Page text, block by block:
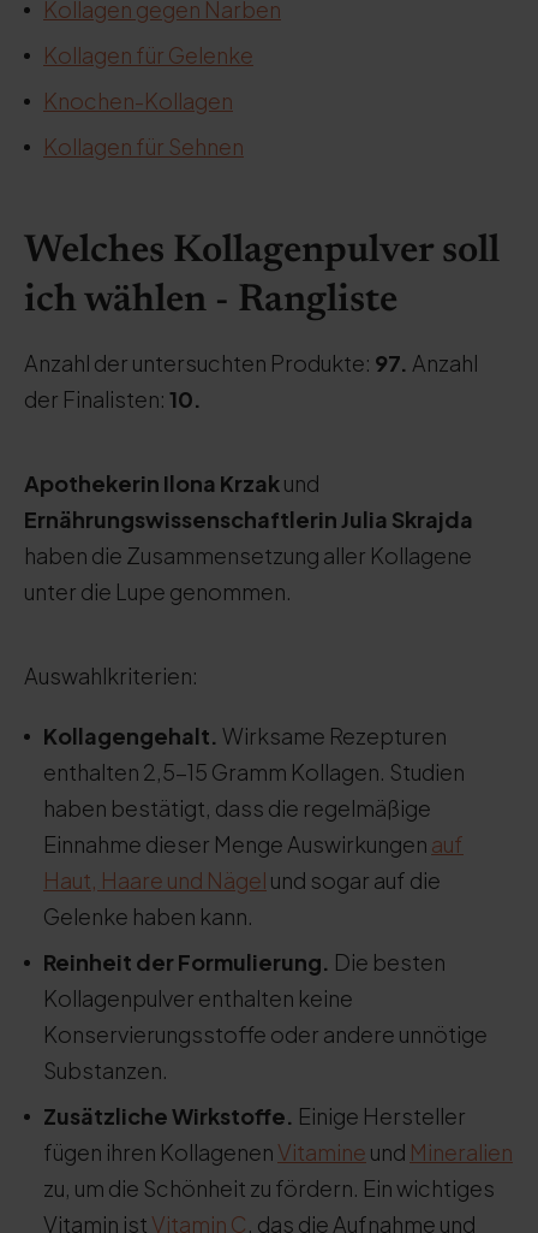
Kollagen gegen Narben
Kollagen für Gelenke
Knochen-Kollagen
Kollagen für Sehnen
Welches Kollagenpulver soll
ich wählen - Rangliste
Anzahl der untersuchten Produkte: 97. Anzahl
der Finalisten: 10.
Apothekerin Ilona Krzakund
Ernährungswissenschaftlerin Julia Skrajda
haben die Zusammensetzung aller Kollagene
unter die Lupe genommen.
Auswahlkriterien:
Kollagengehalt. Wirksame Rezepturen
enthalten 2,5-15 Gramm Kollagen. Studien
haben bestätigt, dass die regelmäßige
Einnahme dieser Menge Auswirkungen auf
Haut, Haare und Nägel und sogar auf die
Gelenke haben kann.
Reinheit der Formulierung. Die besten
Kollagenpulver enthalten keine
Konservierungsstoffe oder andere unnötige
Substanzen.
Zusätzliche Wirkstoffe. Einige Hersteller
fügen ihren Kollagenen Vitamine und Mineralien
zu, um die Schönheit zu fördern. Ein wichtiges
Vitamin ist Vitamin C, das die Aufnahme und